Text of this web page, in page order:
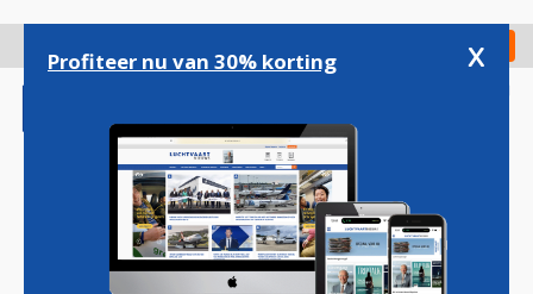
gaan
Check in
Magazine Podcasts Vacatures
Profiteer nu van 30% korting x